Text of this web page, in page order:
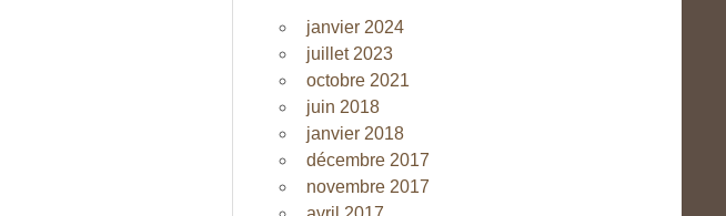
janvier 2024
juillet 2023
octobre 2021
juin 2018
janvier 2018
décembre 2017
novembre 2017